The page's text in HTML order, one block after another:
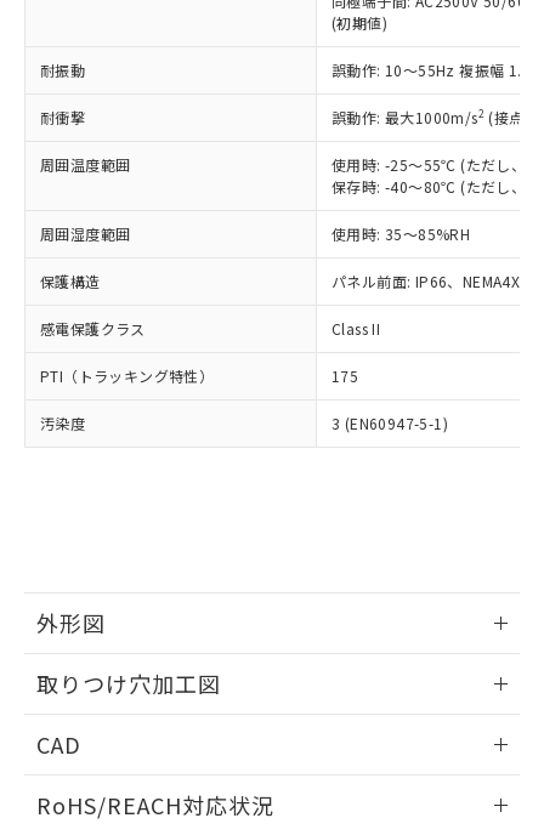
(初期値)
耐振動 誤動作: 10～55Hz 複振幅
耐衝撃 誤動作: 最大1000m/s2 (接点
周囲温度範囲
使用時: -25～55℃ (ただし、氷
保存時: -40～80℃ (ただし、氷
周囲湿度範囲 使用時: 35～85%RH
保護構造 パネル前面: IP66、NEMA4X,
感電保護クラス Class II
PTI（トラッキング特性） 175
汚染度 3 (EN60947-5-1)
外形図
取りつけ穴加工図
CAD
ドすることができます。
RoHS/REACH対応状況
正式な納期状況および標準価格はお客
様のお取引先、またはお客様担当のオ
ムロン制御機器販売店・当社販売員に
オムロン制御機器販売店や当社販売拠
販売ネットワーク
」をご確認
事前の承諾なく第三者に漏洩または開
示しないようお願いします。
マイパーツ機能（部品リスト作成サー
ビス）をご利用いただくには、I-Web
メンバーズにご登録されている必要が
あります。
お客様が当ウェブサイト上で当社にご
登録された部品リストについて、当社
および当社の共同利用者が、当社の製
(PBDE) 1000ppm以下、フタル酸ビス(2-エチルヘキシ
ル) (DEHP)(別名：DOP) 1000ppm以下、フタル酸ブチ
（DBP） 1000ppm以下、フタル酸ジイソブチル
但し、RoHS指令で産業用監視および制御機器に対する
フタル酸エステル類の４物質については閾値を超える意
図的な使用がないことを確認しています。
※2 対応予定月
部品在庫の切り替え状況などにより、予定
月が前後することがあります。
※3 非含有証明書ダウンロード
※本証明書は発行日時点で非含有を証明す
るもので、過去に遡って非含有を証明する
また、RoHS指令のフタル酸エステル類４
物質の対応では、対応完了までの期間は出
荷製品に未対応品が混在することから備考
既に当社にて対応品への在庫切替を完了
していることから、特段のことがない限
り、2022年1月12日より割愛しておりま
ニル類) : 1000ppm、 PBDEs(ポリ臭化ジフェニルエーテ
イソブチル) : 1000ppm、 BBP(フタル酸ブチルベンジ
DEHP(フタル酸ビス(2-エチルヘキシル)) : 1000ppm
「ｅ」：有害物質（10物質）のすべてが基
準値以下であることを示します。
「10」：通常の使用状況下において有害物
質が外部に漏えいし、環境に深刻な影響を
及ぼさない年数を意味します。
い合わせください。
当社は規制貨物を破棄する場合は、完
全に破砕するなど、違法に輸出されな
いよう必要な手段を講じます。
当社は貴社製品を、核兵器、ミサイ
ル、化学兵器、生物兵器またはその他
武器並びにこれらの製造装置等に一切
当社は、貴社製品を第三者に販売する
場合は、上記1、2および3の内容を当
該第三者に通知します。また当社は、
販売先および販売に係わる関係者が違
り引きをいたしません。
一定数以上の在庫あり
一定数には満たないが在庫あり
在庫なし(最新の在庫状況につ
いては、お客様のお取引先、ま
たはお客様担当のオムロン制御
機器販売店・当社販売員にご確
白
受注生産機種、また在庫状況の
情報を公開していない機種